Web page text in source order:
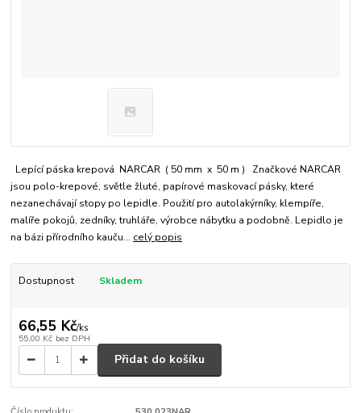
Lepící páska krepová NARCAR ( 50 mm x 50 m ) Značkové NARCAR
jsou polo-krepové, světle žluté, papírové maskovací pásky, které
nezanechávají stopy po lepidle. Použití pro autolakýrníky, klempíře,
malíře pokojů, zedníky, truhláře, výrobce nábytku a podobně. Lepidlo je
na bázi přírodního kauču... celý popis
Dostupnost Skladem
66,55 Kč/ks
55,00 Kč bez DPH
Přidat do košíku